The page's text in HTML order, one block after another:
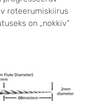
roteerumiskiirus
on „nokkiv”